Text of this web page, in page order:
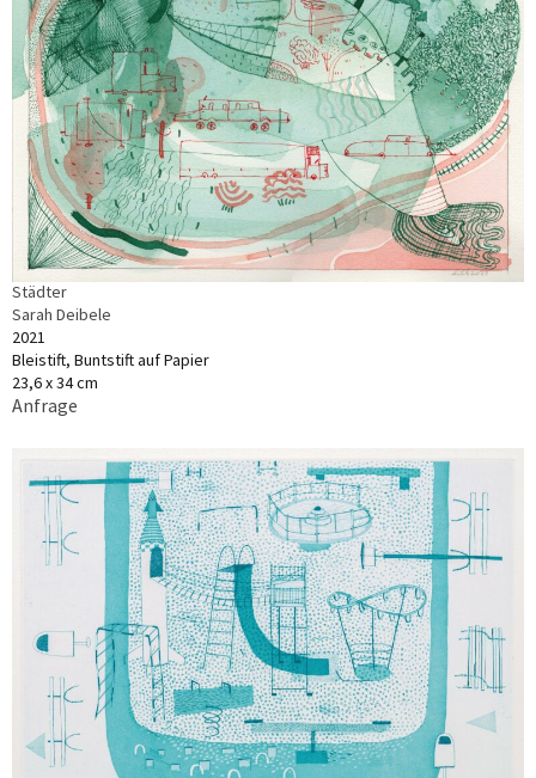
Städter
Sarah Deibele
2021
Bleistift, Buntstift auf Papier
23,6 x 34 cm
Anfrage